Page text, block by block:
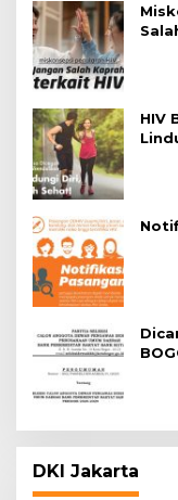
HIV
DKI Jakarta